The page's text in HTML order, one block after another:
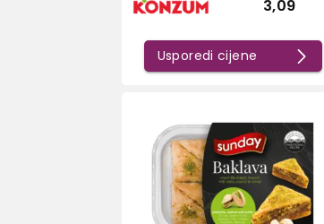
3,09
Usporedi cijene